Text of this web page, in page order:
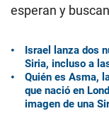
esperan y buscan
Israel lanza dos
Siria, incluso a
Quién es Asma,
que nació en
imagen de una